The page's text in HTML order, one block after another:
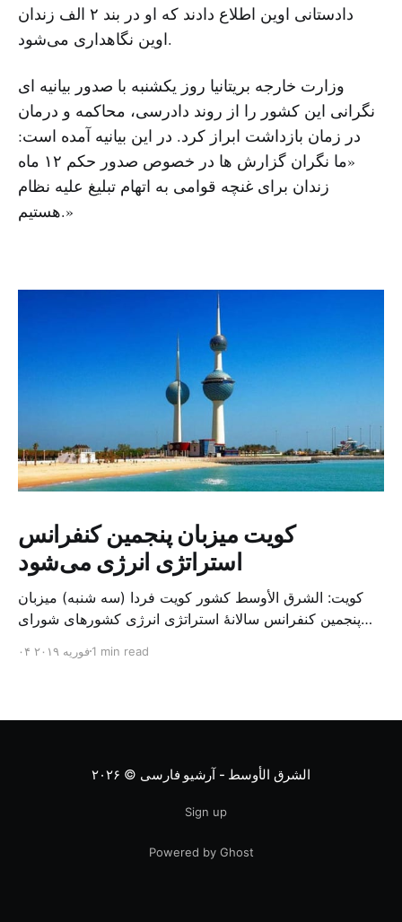
دادستانی اوین اطلاع دادند که او در بند ۲ الف زندان
اوین نگاهداری می‌‌شود.
وزارت خارجه بریتانیا روز یکشنبه با صدور بیانیه ای
نگرانی این کشور را از روند دادرسی، محاکمه و درمان
در زمان بازداشت ابراز کرد. در این بیانیه آمده است:
«ما نگران گزارش ها در خصوص صدور حکم ۱۲ ماه
زندان برای غنچه قوامی به اتهام تبلیغ علیه نظام
هستیم.»
کویت میزبان پنجمین کنفرانس
استراتژی انرژی می‌شود
کویت: الشرق الأوسط کشور کویت فردا (سه شنبه) میزبان
پنجمین کنفرانس سالانهٔ استراتژی انرژی کشورهای شورای
متخصص از شرکت‌های جهانی نفت و گاز در این کنفرانس
۰۴ فوریه ۲۰۱۹1 min read
الشرق الأوسط - آرشیو فارسی © ۲۰۲۶
Sign up
Powered by Ghost